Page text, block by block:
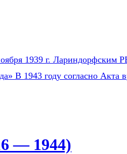
1939 г. Лариндорфским
В 1943 году согласно Акта
— 1944)